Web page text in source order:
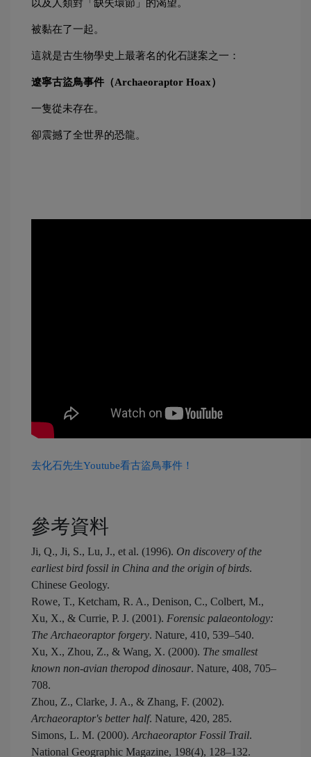
以及人類對「缺失環節」的渴望。
被黏在了一起。
這就是古生物學史上最著名的化石謎案之一：
遼寧古盜鳥事件（Archaeoraptor Hoax）
一隻從未存在。
卻震撼了全世界的恐龍。
去化石先生Youtube看古盜鳥事件！
參考資料
Ji, Q., Ji, S., Lu, J., et al. (1996). On discovery of the
earliest bird fossil in China and the origin of birds.
Chinese Geology.
Rowe, T., Ketcham, R. A., Denison, C., Colbert, M.,
Xu, X., & Currie, P. J. (2001). Forensic palaeontology:
The Archaeoraptor forgery. Nature, 410, 539–540.
Xu, X., Zhou, Z., & Wang, X. (2000). The smallest
known non-avian theropod dinosaur. Nature, 408, 705–
708.
Zhou, Z., Clarke, J. A., & Zhang, F. (2002).
Archaeoraptor's better half. Nature, 420, 285.
Simons, L. M. (2000). Archaeoraptor Fossil Trail.
National Geographic Magazine, 198(4), 128–132.